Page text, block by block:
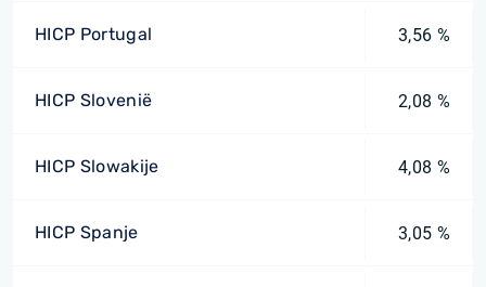
HICP Portugal 3,56 %
HICP Slovenië 2,08 %
HICP Slowakije 4,08 %
HICP Spanje 3,05 %